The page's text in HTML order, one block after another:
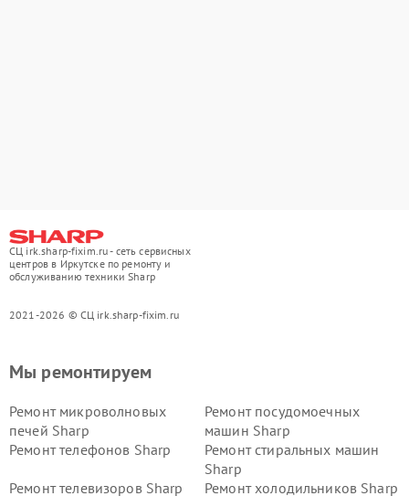
СЦ irk.sharp-fixim.ru - сеть сервисных
центров в Иркутске по ремонту и
обслуживанию техники Sharp
2021-2026 © СЦ irk.sharp-fixim.ru
Мы ремонтируем
Ремонт микроволновых
печей Sharp
Ремонт посудомоечных
машин Sharp
Ремонт телефонов Sharp
Ремонт стиральных машин
Sharp
Ремонт телевизоров Sharp
Ремонт холодильников Sharp